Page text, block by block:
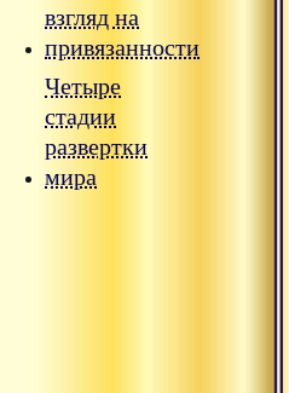
взгляд на
привязанности
Четыре
стадии
развертки
мира